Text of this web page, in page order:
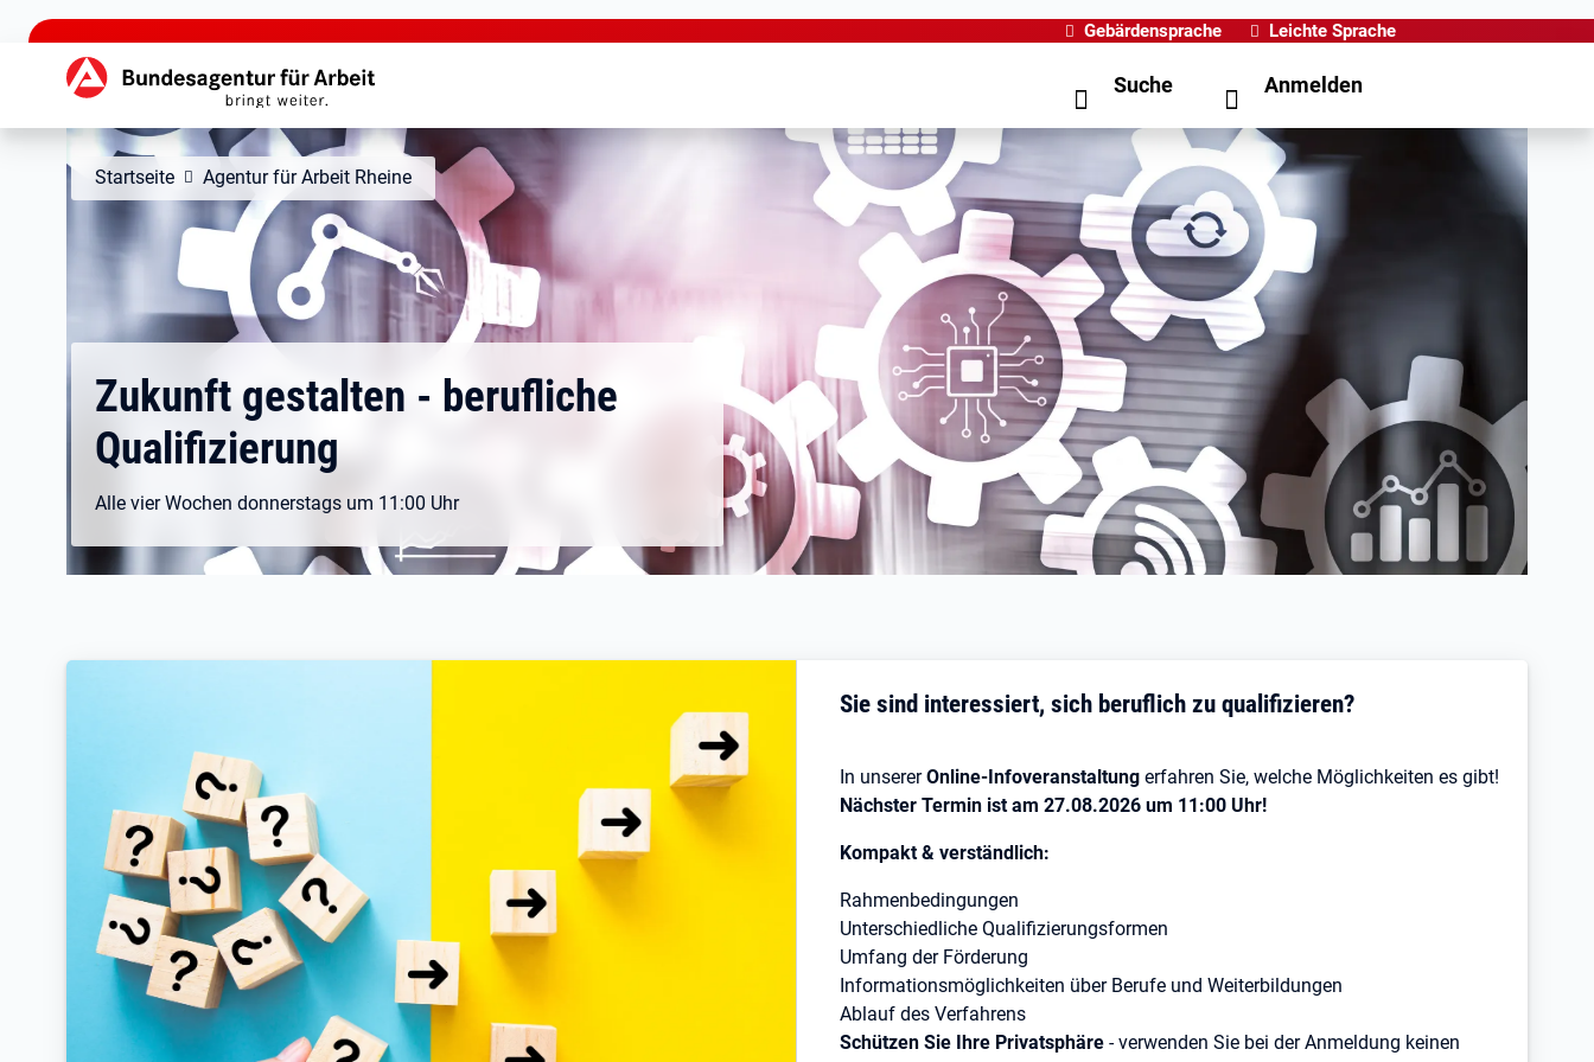
zu den Hauptinhalten springen
Gebärdensprache Leichte Sprache
Hauptnavigation Suche Anmelden
Startseite Agentur für Arbeit Rheine
Zukunft gestalten - berufliche
Qualifizierung
Alle vier Wochen donnerstags um 11:00 Uhr
Sie sind interessiert, sich beruflich zu qualifizieren?
In unsererOnline-Infoveranstaltung erfahren Sie, welche Möglichkeiten es gibt!
Nächster Termin ist am 27.08.2026 um 11:00 Uhr!
Kompakt & verständlich:
Rahmenbedingungen
Unterschiedliche Qualifizierungsformen
Umfang der Förderung
Informationsmöglichkeiten über Berufe und Weiterbildungen
Ablauf des Verfahrens
Schützen Sie Ihre Privatsphäre - verwenden Sie bei der Anmeldung keinen